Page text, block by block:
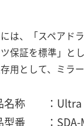
は、「スペアド
保証を標準」と
用として、ミラ
称 ：Ultra
型番 ：SDA-